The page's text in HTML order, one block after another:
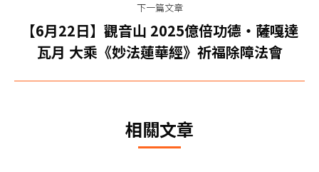
文
章：
下一篇文章
下
一
篇
章：
【6月22日】觀音山 2025億倍功德‧薩嘎達
瓦月 大乘《妙法蓮華經》祈福除障法會
相關文章